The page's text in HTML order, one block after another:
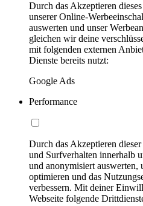
Durch das Akzeptieren
unserer Online-
auswerten und unser
gleichen wir deine
mit folgenden externen
Dienste bereits nutzt:
Google Ads
Performance
Durch das Akzeptieren
und Surfverhalten innerhalb
und anonymisiert auswerten,
optimieren und das
verbessern. Mit deiner
Webseite folgende